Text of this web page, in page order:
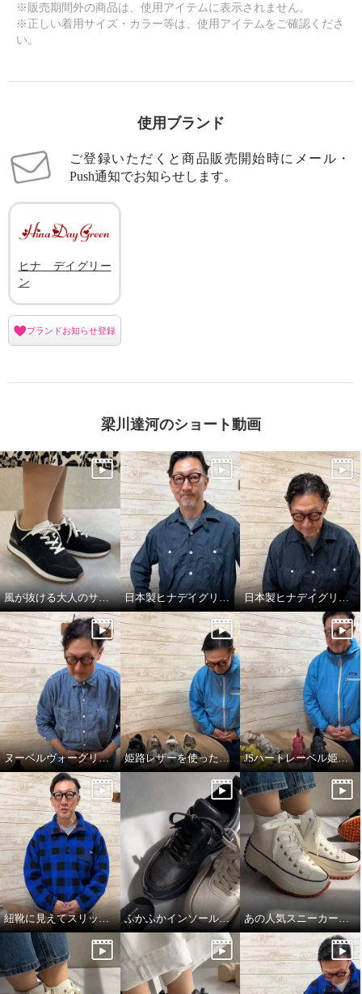
※販売期間外の商品は、使用アイテムに表示されません。
※正しい着用サイズ・カラー等は、使用アイテムをご確認くださ
い。
使用ブランド
ご登録いただくと商品販売開始時にメール・
Push通知でお知らせします。
ヒナ デイグリー
ン
ブランドお知らせ登録
梁川達河のショート動画
風が抜ける大人のサマースニーカー 日本製ヒナデイグリーンの履きやさが詰まったミュール 日本製ヒナデイグリーンの厚底ミュール
ヌーベルヴォーグリラックスのブレードスニーカー 姫路レザーを使った開閉式サンダル JSハートレーベル姫路レザーサンダル
紐靴に見えてスリッポンスニーカー ふかふかインソールのこだわり！ あの人気スニーカーが牛革になって登場！